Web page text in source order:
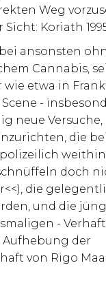
Weg
Koriath
ansonsten
Cannabis,
wie etwa in
-
neue Versuche,
die bei
doch
die
und die
-
der
von Rigo